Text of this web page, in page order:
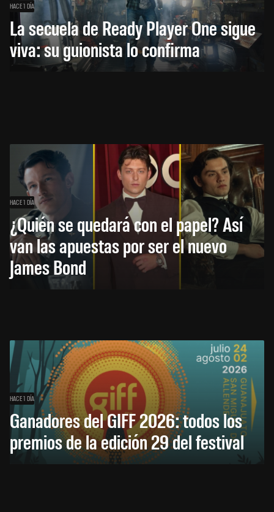
HACE 1 DÍA
La secuela de Ready Player One sigue
viva: su guionista lo confirma
HACE 1 DÍA
¿Quién se quedará con el papel? Así
van las apuestas por ser el nuevo
James Bond
HACE 1 DÍA
Ganadores del GIFF 2026: todos los
premios de la edición 29 del festival